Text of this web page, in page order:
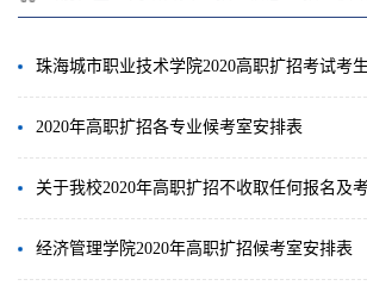
2020年高职扩招各专业候考室安排表
经济管理学院2020年高职扩招候考室安排表